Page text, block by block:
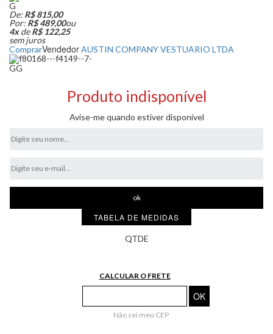
G
De: R$ 815,00
Por: R$ 489,00ou
4xdeR$ 122,25
sem juros
ComprarVendedorAUSTIN COMPANY VESTUARIO LTDA
GG
Produto indisponível
Avise-me quando estiver disponível
TABELA DE MEDIDAS
CALCULAR O FRETE
Não sei meu CEP